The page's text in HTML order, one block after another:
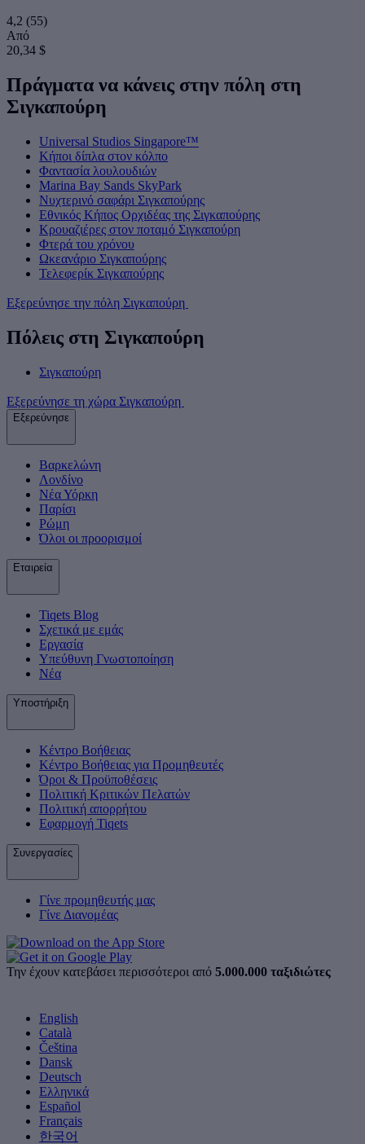
4,2 (55)
Από
20,34 $
Πράγματα να κάνεις στην πόλη στη
Σιγκαπούρη
Universal Studios Singapore™
Κήποι δίπλα στον κόλπο
Φαντασία λουλουδιών
Marina Bay Sands SkyPark
Νυχτερινό σαφάρι Σιγκαπούρης
Εθνικός Κήπος Ορχιδέας της Σιγκαπούρης
Κρουαζιέρες στον ποταμό Σιγκαπούρη
Φτερά του χρόνου
Ωκεανάριο Σιγκαπούρης
Τελεφερίκ Σιγκαπούρης
Εξερεύνησε την πόλη Σιγκαπούρη
Πόλεις στη Σιγκαπούρη
Σιγκαπούρη
Εξερεύνησε τη χώρα Σιγκαπούρη
Εξερεύνησε
Βαρκελώνη
Λονδίνο
Νέα Υόρκη
Παρίσι
Ρώμη
Όλοι οι προορισμοί
Εταιρεία
Tiqets Βlog
Σχετικά με εμάς
Εργασία
Υπεύθυνη Γνωστοποίηση
Νέα
Υποστήριξη
Κέντρο Βοήθειας
Κέντρο Βοήθειας για Προμηθευτές
Όροι & Προϋποθέσεις
Πολιτική Κριτικών Πελατών
Πολιτική απορρήτου
Εφαρμογή Tiqets
Συνεργασίες
Γίνε προμηθευτής μας
Γίνε Διανομέας
Την έχουν κατεβάσει περισσότεροι από 5.000.000 ταξιδιώτες
English
Català
Čeština
Dansk
Deutsch
Ελληνικά
Español
Français
한국어